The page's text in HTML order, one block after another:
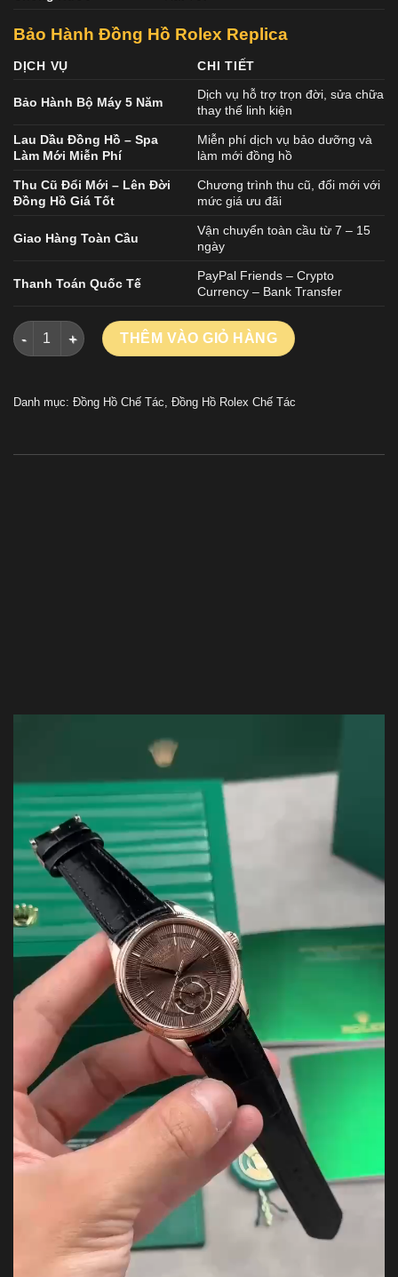
Bảo Hành Đồng Hồ Rolex Replica
DỊCH VỤ CHI TIẾT
Bảo Hành Bộ Máy 5 Năm
Dịch vụ hỗ trợ trọn đời, sửa chữa
thay thế linh kiện
Lau Dầu Đồng Hồ – Spa
Làm Mới Miễn Phí
Miễn phí dịch vụ bảo dưỡng và
làm mới đồng hồ
Thu Cũ Đổi Mới – Lên Đời
Đồng Hồ Giá Tốt
Chương trình thu cũ, đổi mới với
mức giá ưu đãi
Giao Hàng Toàn Cầu
Vận chuyển toàn cầu từ 7 – 15
ngày
Thanh Toán Quốc Tế
PayPal Friends – Crypto
Currency – Bank Transfer
Đồng Hồ Rolex Cellini Dual Time 50525 Replica 1 1 Mặt Số
THÊM VÀO GIỎ HÀNG
Danh mục: Đồng Hồ Chế Tác, Đồng Hồ Rolex Chế Tác